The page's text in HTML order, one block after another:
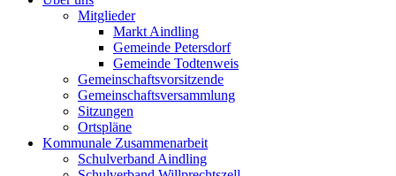
Mitglieder
Markt Aindling
Gemeinde Petersdorf
Gemeinde Todtenweis
Gemeinschaftsvorsitzende
Gemeinschaftsversammlung
Sitzungen
Ortspläne
Kommunale Zusammenarbeit
Schulverband Aindling